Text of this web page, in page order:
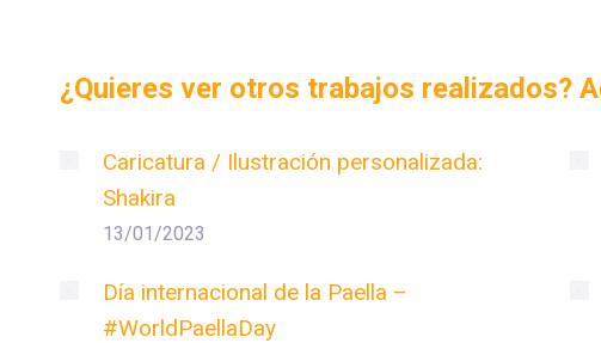
¿Quieres ver otros trabajos realizados?
Caricatura / Ilustración personalizada:
Shakira
13/01/2023
Día internacional de la Paella –
#WorldPaellaDay